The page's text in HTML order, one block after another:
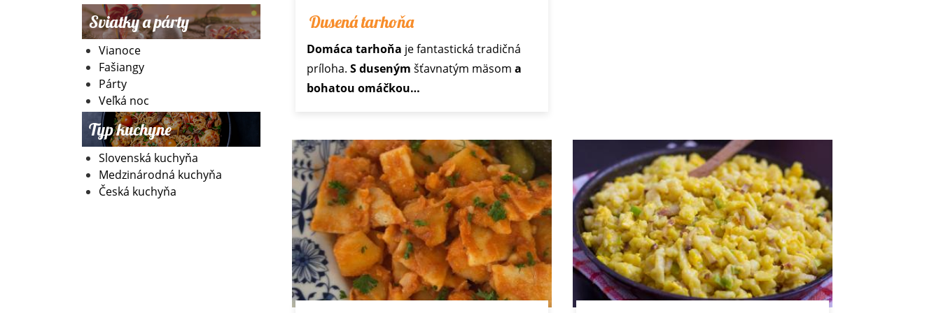
Sviatky a párty
Vianoce
Fašiangy
Párty
Veľká noc
Typ kuchyne
Slovenská kuchyňa
Medzinárodná kuchyňa
Česká kuchyňa
Dusená tarhoňa
Domáca tarhoňa je fantastická tradičná
príloha. S duseným šťavnatým mäsom a
bohatou omáčkou…